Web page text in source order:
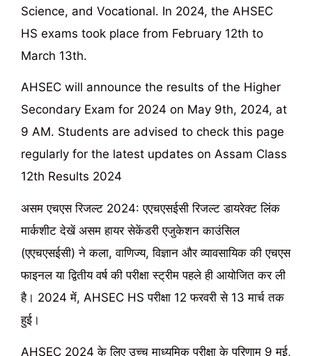
Science, and Vocational. In 2024, the AHSEC
HS exams took place from February 12th to
March 13th.
AHSEC will announce the results of the Higher
Secondary Exam for 2024 on May 9th, 2024, at
9 AM. Students are advised to check this page
regularly for the latest updates on Assam Class
12th Results 2024
असम एचएस रिजल्ट 2024: एएचएसईसी रिजल्ट डायरेक्ट लिंक
मार्कशीट देखें असम हायर सेकेंडरी एजुकेशन काउंसिल
(एएचएसईसी) ने कला, वाणिज्य, विज्ञान और व्यावसायिक की एचएस
फाइनल या द्वितीय वर्ष की परीक्षा स्ट्रीम पहले ही आयोजित कर ली
है। 2024 में, AHSEC HS परीक्षा 12 फरवरी से 13 मार्च तक
हुई।
AHSEC 2024 के लिए उच्च माध्यमिक परीक्षा के परिणाम 9 मई,